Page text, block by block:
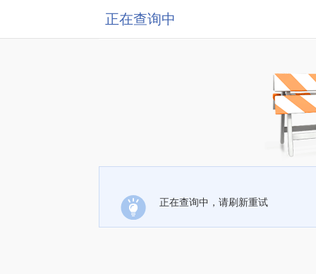
正在查询中
正在查询中，请刷新重试